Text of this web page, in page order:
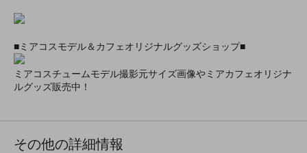
■ミアコスモデル＆カフェオリジナルグッズショップ■
ミアコスチュームモデル撮影元サイズ画像やミアカフェオリジナ
ルグッズ販売中！
その他の詳細情報